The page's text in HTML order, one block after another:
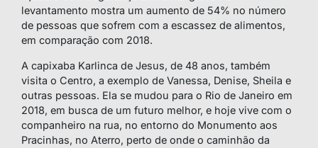
levantamento mostra um aumento de 54% no número
de pessoas que sofrem com a escassez de alimentos,
em comparação com 2018.
A capixaba Karlinca de Jesus, de 48 anos, também
visita o Centro, a exemplo de Vanessa, Denise, Sheila e
outras pessoas. Ela se mudou para o Rio de Janeiro em
2018, em busca de um futuro melhor, e hoje vive com o
companheiro na rua, no entorno do Monumento aos
Pracinhas, no Aterro, perto de onde o caminhão da